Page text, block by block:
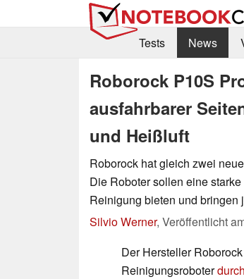
Tests
News
Roborock P10S
ausfahrbarer
und Heißluft
Roborock hat gleich zwei
Die Roboter sollen eine
Reinigung bieten und
Silvio Werner, Veröffentlicht
Der Hersteller
Reinigungsroboter